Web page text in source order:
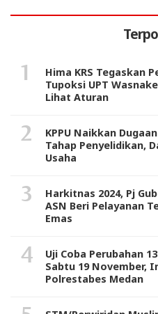
Hima KRS Tegaskan
Tupoksi UPT
Lihat Aturan
KPPU Naikkan
Tahap Penyelidikan,
Usaha
Harkitnas 2024, Pj
ASN Beri Pelayanan
Emas
Uji Coba Perubahan
Sabtu 19 November,
Polrestabes Medan